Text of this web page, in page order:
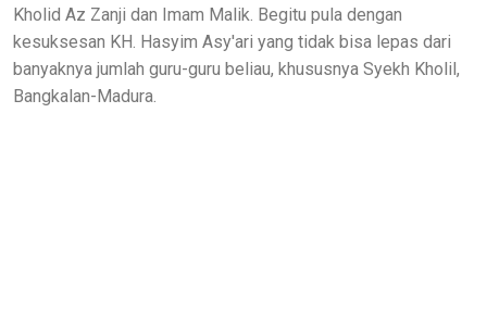
Kholid Az Zanji dan Imam Malik. Begitu pula dengan
kesuksesan KH. Hasyim Asy'ari yang tidak bisa lepas dari
banyaknya jumlah guru-guru beliau, khususnya Syekh Kholil,
Bangkalan-Madura.